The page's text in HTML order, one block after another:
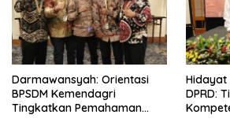
Darmawansyah: Orientasi
BPSDM Kemendagri
Tingkatkan Pemahaman
Hidayat
DPRD: